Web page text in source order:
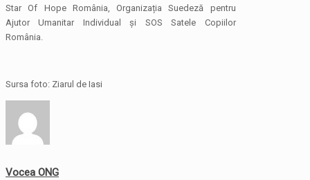
Star Of Hope România, Organizația Suedeză pentru
Ajutor Umanitar Individual și SOS Satele Copiilor
România.
Sursa foto: Ziarul de Iasi
Vocea ONG